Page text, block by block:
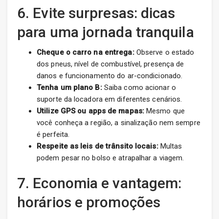
6. Evite surpresas: dicas
para uma jornada tranquila
Cheque o carro na entrega:Observe o estado
dos pneus, nível de combustível, presença de
danos e funcionamento do ar-condicionado.
Tenha um plano B:Saiba como acionar o
suporte da locadora em diferentes cenários.
Utilize GPS ou apps de mapas:Mesmo que
você conheça a região, a sinalização nem sempre
é perfeita.
Respeite as leis de trânsito locais:Multas
podem pesar no bolso e atrapalhar a viagem.
7. Economia e vantagem:
horários e promoções